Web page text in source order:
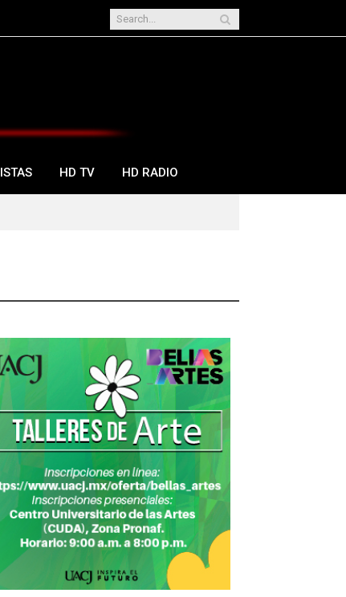
HD TV HD RADIO